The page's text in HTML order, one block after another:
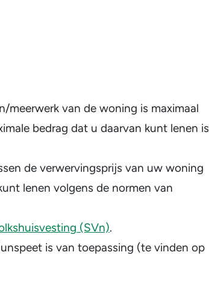
meerwerk van de woning is maximaal
bedrag dat u daarvan kunt lenen is
de verwervingsprijs van uw woning
lenen volgens de normen van
(SVn).
is van toepassing (te vinden op